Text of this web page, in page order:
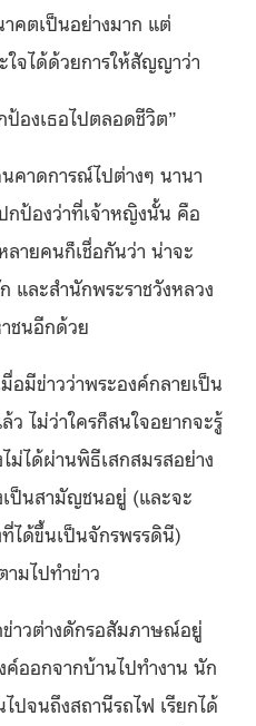
คตเป็นอย่างมาก แต่
ใจได้ด้วยการให้สัญญาว่า
องเธอไปตลอดชีวิต”
คาดการณ์ไปต่างๆ นานา
กป้องว่าที่เจ้าหญิงนั้น คือ
ายคนก็เชื่อกันว่า น่าจะ
และสำนักพระราชวังหลวง
ชนอีกด้วย
อมีข่าวว่าพระองค์กลายเป็น
ว ไม่ว่าใครก็สนใจอยากจะรู้
ไม่ได้ผ่านพิธีเสกสมรสอย่าง
เป็นสามัญชนอยู่ (และจะ
ได้ขึ้นเป็นจักรพรรดินี)
มไปทำข่าว
าวต่างดักรอสัมภาษณ์อยู่
ออกจากบ้านไปทำงาน นัก
ปจนถึงสถานีรถไฟ เรียกได้